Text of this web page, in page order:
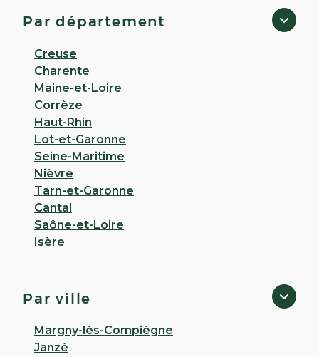
Par département
Creuse
Charente
Maine-et-Loire
Corrèze
Haut-Rhin
Lot-et-Garonne
Seine-Maritime
Nièvre
Tarn-et-Garonne
Cantal
Saône-et-Loire
Isère
Par ville
Margny-lès-Compiègne
Janzé